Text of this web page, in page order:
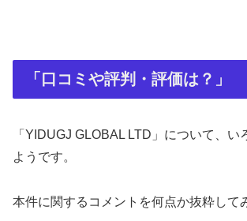
「口コミや評判・評価は？」
「YIDUGJ GLOBAL LTD」について、い
ようです。
本件に関するコメントを何点か抜粋して